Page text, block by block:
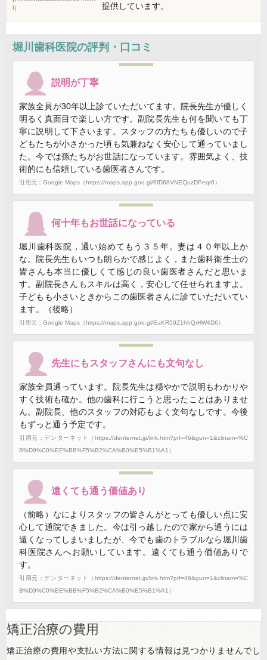
l）
提供しています。
堀川歯科医院の評判・口コミ
説明が丁寧
家族全員が30年以上診ていただいてます。院長先生が優しく
明るく真面目で楽しい方です。副院長先生も何を聞いても丁
寧に説明して下さいます。スタッフの方たちも優しいので子
どもたちが小さかった頃も気兼ねなく安心して通っていまし
た。今では孫たちがお世話になっています。雰囲気よく、技
術的にも信頼している歯医者さんです。
引用元：Google Maps（https://maps.app.goo.gl/6fD68VNEQuzDPeqr6）
何十年もお世話になっている
堀川歯科医院，通い始めてもう３５年。妻は４０年以上か
な。院長先生もいつも朗らかで感じよく，また歯科衛生士の
皆さんも本当に優しくて感じの良い歯医者さんだと思いま
す。副院長さんもスキルは高く，安心して任せられますよ。
子どもも小さいときからこの歯医者さんに診ていただいてい
ます。（後略）
引用元：Google Maps（https://maps.app.goo.gl/EaKR59Z1hhQrHW4D6）
先生にもスタッフさんにも文句なし
家族全員通っています。院長先生は穏やかで説明もわかりや
すく技術も確か。他の歯科に行こうと思ったことはありませ
ん。副院長、他のスタッフの対応もよく文句なしです。今後
もずっと通う予定です。
引用元：デンターネット（https://denternet.jp/link.htm?prf=46&gun=1&clinam=%C
B%D9%C0%EE%BB%F5%B2%CA%B0%E5%B1%A1）
遠くても通う価値あり
（前略）なによりスタッフの皆さんがとっても優しい点に安
心して通院できました。今は引っ越したので家から通うには
遠くなってしまいましたが、今でも歯のトラブルなら堀川歯
科医院さんへお願いしています。遠くても通う価値ありで
す。
引用元：デンターネット（https://denternet.jp/link.htm?prf=46&gun=1&clinam=%C
B%D9%C0%EE%BB%F5%B2%CA%B0%E5%B1%A1）
矯正治療の費用
矯正治療の費用や支払い方法に関する情報は見つかりませんでし